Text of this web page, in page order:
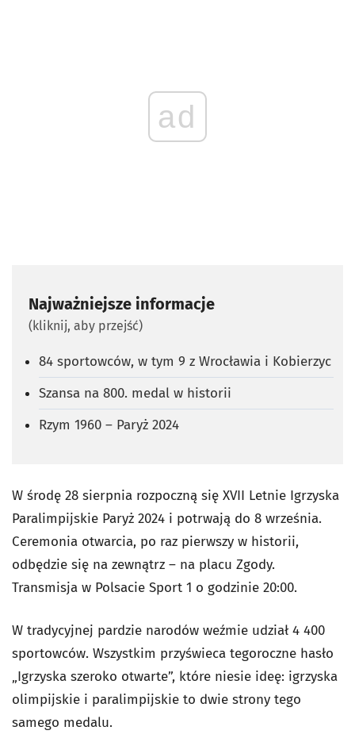
ad
Najważniejsze informacje
(kliknij, aby przejść)
84 sportowców, w tym 9 z Wrocławia i Kobierzyc
Szansa na 800. medal w historii
Rzym 1960 – Paryż 2024
W środę 28 sierpnia rozpoczną się XVII Letnie Igrzyska
Paralimpijskie Paryż 2024 i potrwają do 8 września.
Ceremonia otwarcia, po raz pierwszy w historii,
odbędzie się na zewnątrz – na placu Zgody.
Transmisja w Polsacie Sport 1 o godzinie 20:00.
W tradycyjnej pardzie narodów weźmie udział 4 400
sportowców. Wszystkim przyświeca tegoroczne hasło
„Igrzyska szeroko otwarte”, które niesie ideę: igrzyska
olimpijskie i paralimpijskie to dwie strony tego
samego medalu.